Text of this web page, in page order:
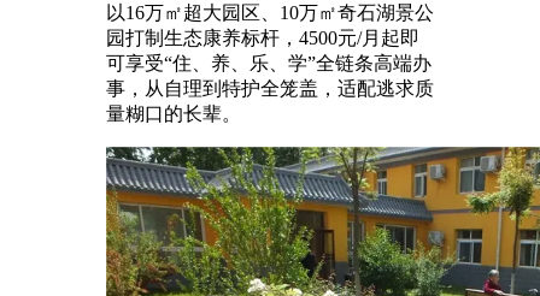
以16万㎡超大园区、10万㎡奇石湖景公
园打制生态康养标杆，4500元/月起即
可享受“住、养、乐、学”全链条高端办
事，从自理到特护全笼盖，适配逃求质
量糊口的长辈。